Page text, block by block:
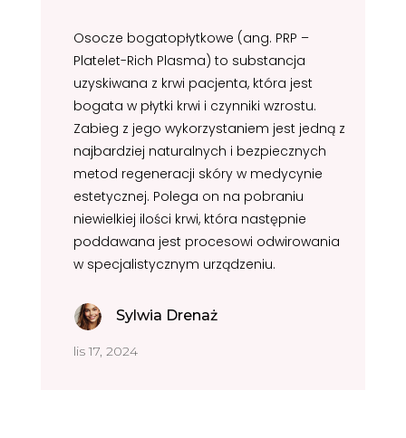
Osocze bogatopłytkowe (ang. PRP –
Platelet-Rich Plasma) to substancja
uzyskiwana z krwi pacjenta, która jest
bogata w płytki krwi i czynniki wzrostu.
Zabieg z jego wykorzystaniem jest jedną z
najbardziej naturalnych i bezpiecznych
metod regeneracji skóry w medycynie
estetycznej. Polega on na pobraniu
niewielkiej ilości krwi, która następnie
poddawana jest procesowi odwirowania
w specjalistycznym urządzeniu.
Sylwia Drenaż
lis 17, 2024